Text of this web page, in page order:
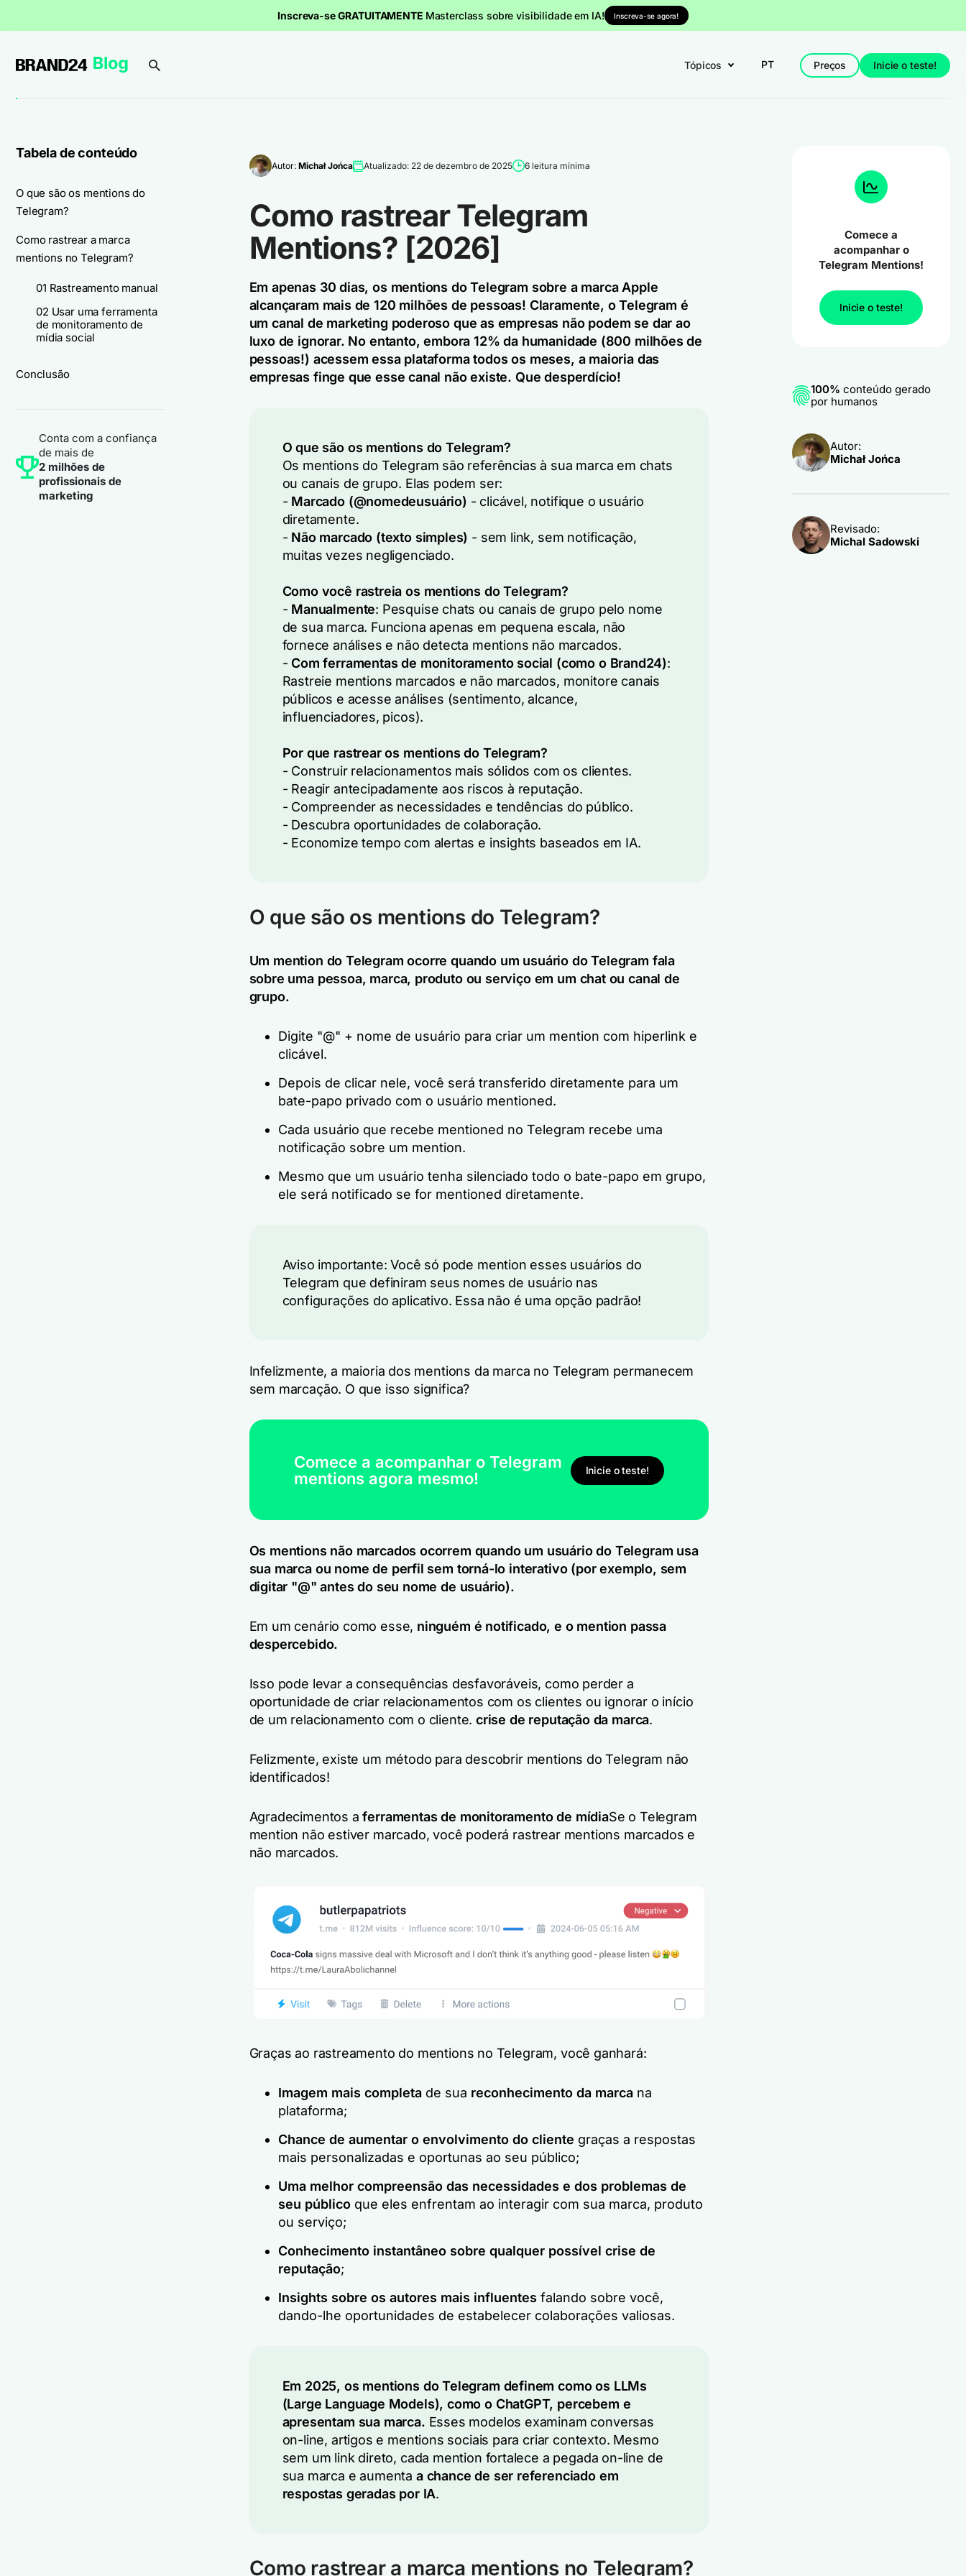
Inscreva-se GRATUITAMENTE Masterclass sobre visibilidade em IA! Inscreva-se agora!
Tópicos PT Preços Inicie o teste!
Tabela de conteúdo
O que são os mentions do
Telegram?
Como rastrear a marca
mentions no Telegram?
01 Rastreamento manual
02 Usar uma ferramenta
de monitoramento de
mídia social
Conclusão
Conta com a confiança
de mais de
2 milhões de
profissionais de
marketing
Autor: Michał Jońca Atualizado: 22 de dezembro de 2025 6 leitura mínima
Como rastrear Telegram
Mentions? [2026]
Em apenas 30 dias, os mentions do Telegram sobre a marca Apple
alcançaram mais de 120 milhões de pessoas! Claramente, o Telegram é
um canal de marketing poderoso que as empresas não podem se dar ao
luxo de ignorar. No entanto, embora 12% da humanidade (800 milhões de
pessoas!) acessem essa plataforma todos os meses, a maioria das
empresas finge que esse canal não existe. Que desperdício!
O que são os mentions do Telegram?
Os mentions do Telegram são referências à sua marca em chats
ou canais de grupo. Elas podem ser:
- Marcado (@nomedeusuário) - clicável, notifique o usuário
diretamente.
- Não marcado (texto simples) - sem link, sem notificação,
muitas vezes negligenciado.
Como você rastreia os mentions do Telegram?
- Manualmente: Pesquise chats ou canais de grupo pelo nome
de sua marca. Funciona apenas em pequena escala, não
fornece análises e não detecta mentions não marcados.
- Com ferramentas de monitoramento social (como o Brand24):
Rastreie mentions marcados e não marcados, monitore canais
públicos e acesse análises (sentimento, alcance,
influenciadores, picos).
Por que rastrear os mentions do Telegram?
- Construir relacionamentos mais sólidos com os clientes.
- Reagir antecipadamente aos riscos à reputação.
- Compreender as necessidades e tendências do público.
- Descubra oportunidades de colaboração.
- Economize tempo com alertas e insights baseados em IA.
O que são os mentions do Telegram?
Um mention do Telegram ocorre quando um usuário do Telegram fala
sobre uma pessoa, marca, produto ou serviço em um chat ou canal de
grupo.
Digite "@" + nome de usuário para criar um mention com hiperlink e
clicável.
Depois de clicar nele, você será transferido diretamente para um
bate-papo privado com o usuário mentioned.
Cada usuário que recebe mentioned no Telegram recebe uma
notificação sobre um mention.
Mesmo que um usuário tenha silenciado todo o bate-papo em grupo,
ele será notificado se for mentioned diretamente.
Aviso importante: Você só pode mention esses usuários do
Telegram que definiram seus nomes de usuário nas
configurações do aplicativo. Essa não é uma opção padrão!
Infelizmente, a maioria dos mentions da marca no Telegram permanecem
sem marcação. O que isso significa?
Comece a acompanhar o Telegram
mentions agora mesmo!
Inicie o teste!
Os mentions não marcados ocorrem quando um usuário do Telegram usa
sua marca ou nome de perfil sem torná-lo interativo (por exemplo, sem
digitar "@" antes do seu nome de usuário).
Em um cenário como esse, ninguém é notificado, e o mention passa
despercebido.
Isso pode levar a consequências desfavoráveis, como perder a
oportunidade de criar relacionamentos com os clientes ou ignorar o início
de um relacionamento com o cliente.crise de reputação da marca.
Felizmente, existe um método para descobrir mentions do Telegram não
identificados!
Agradecimentos aferramentas de monitoramento de mídiaSe o Telegram
mention não estiver marcado, você poderá rastrear mentions marcados e
não marcados.
Graças ao rastreamento do mentions no Telegram, você ganhará:
Imagem mais completade sua reconhecimento da marcana
plataforma;
Chance de aumentar o envolvimento do cliente graças a respostas
mais personalizadas e oportunas ao seu público;
Uma melhor compreensão das necessidades e dos problemas de
seu públicoque eles enfrentam ao interagir com sua marca, produto
ou serviço;
Conhecimento instantâneo sobre qualquer possível crise de
reputação;
Insights sobre os autores mais influentes falando sobre você,
dando-lhe oportunidades de estabelecer colaborações valiosas.
Em 2025, os mentions do Telegram definem como os LLMs
(Large Language Models), como o ChatGPT, percebem e
apresentam sua marca. Esses modelos examinam conversas
on-line, artigos e mentions sociais para criar contexto. Mesmo
sem um link direto, cada mention fortalece a pegada on-line de
sua marca e aumenta a chance de ser referenciado em
respostas geradas por IA.
Como rastrear a marca mentions no Telegram?
Comece a
acompanhar o
Telegram Mentions!
Inicie o teste!
100% conteúdo gerado
por humanos
Autor:
Michał Jońca
Revisado:
Michal Sadowski